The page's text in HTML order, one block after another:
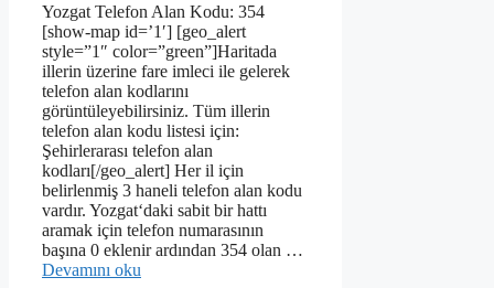
Yozgat Telefon Alan Kodu: 354
[show-map id=’1′] [geo_alert
style=”1″ color=”green”]Haritada
illerin üzerine fare imleci ile gelerek
telefon alan kodlarını
görüntüleyebilirsiniz. Tüm illerin
telefon alan kodu listesi için:
Şehirlerarası telefon alan
kodları[/geo_alert] Her il için
belirlenmiş 3 haneli telefon alan kodu
vardır. Yozgat‘daki sabit bir hattı
aramak için telefon numarasının
başına 0 eklenir ardından 354 olan …
Devamını oku